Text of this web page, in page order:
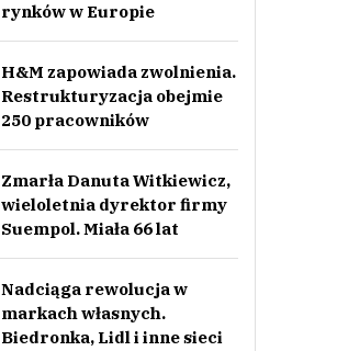
rynków w Europie
H&M zapowiada zwolnienia.
Restrukturyzacja obejmie
250 pracowników
Zmarła Danuta Witkiewicz,
wieloletnia dyrektor firmy
Suempol. Miała 66 lat
Nadciąga rewolucja w
markach własnych.
Biedronka, Lidl i inne sieci